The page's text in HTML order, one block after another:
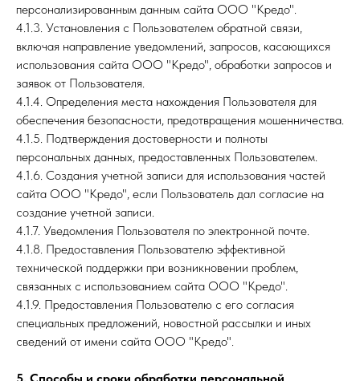
персонализированным данным сайта ООО "Кредо".
4.1.3. Установления с Пользователем обратной связи,
включая направление уведомлений, запросов, касающихся
использования сайта ООО "Кредо", обработки запросов и
заявок от Пользователя.
4.1.4. Определения места нахождения Пользователя для
обеспечения безопасности, предотвращения мошенничества.
4.1.5. Подтверждения достоверности и полноты
персональных данных, предоставленных Пользователем.
4.1.6. Создания учетной записи для использования частей
сайта ООО "Кредо", если Пользователь дал согласие на
создание учетной записи.
4.1.7. Уведомления Пользователя по электронной почте.
4.1.8. Предоставления Пользователю эффективной
технической поддержки при возникновении проблем,
связанных с использованием сайта ООО "Кредо".
4.1.9. Предоставления Пользователю с его согласия
специальных предложений, новостной рассылки и иных
сведений от имени сайта ООО "Кредо".